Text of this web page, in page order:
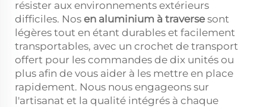
résister aux environnements extérieurs
difficiles. Nos en aluminium à traverse sont
légères tout en étant durables et facilement
transportables, avec un crochet de transport
offert pour les commandes de dix unités ou
plus afin de vous aider à les mettre en place
rapidement. Nous nous engageons sur
l'artisanat et la qualité intégrés à chaque